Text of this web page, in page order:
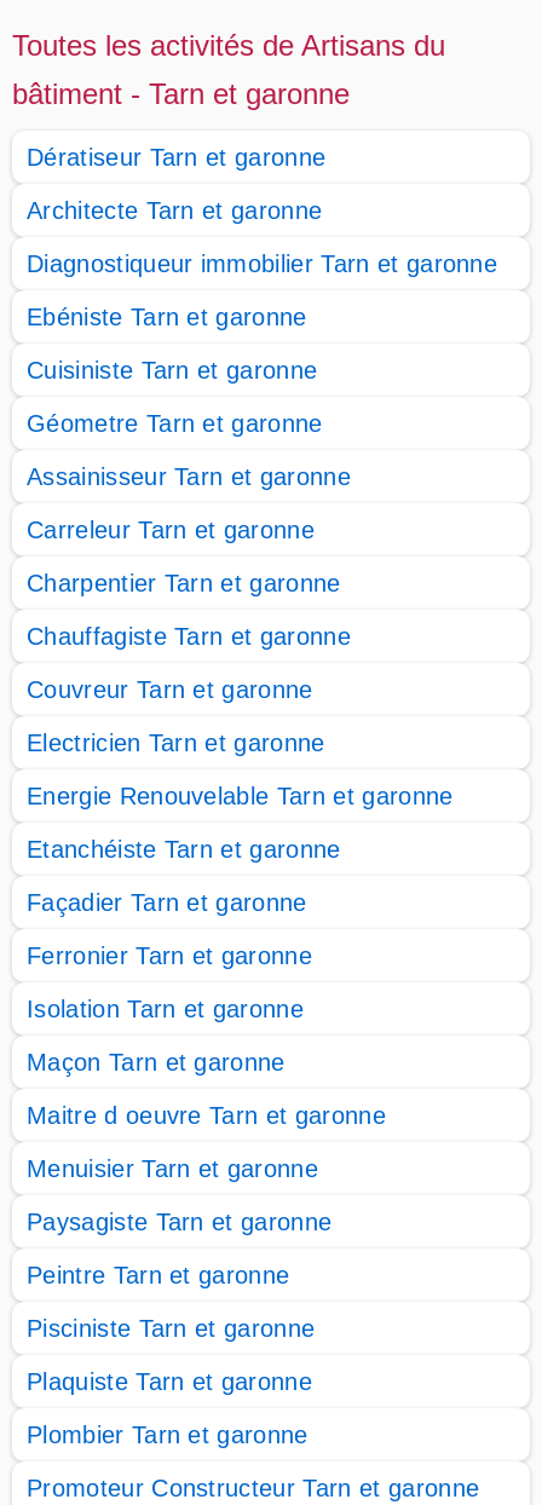
Toutes les activités de Artisans du
bâtiment - Tarn et garonne
Dératiseur Tarn et garonne
Architecte Tarn et garonne
Diagnostiqueur immobilier Tarn et garonne
Ebéniste Tarn et garonne
Cuisiniste Tarn et garonne
Géometre Tarn et garonne
Assainisseur Tarn et garonne
Carreleur Tarn et garonne
Charpentier Tarn et garonne
Chauffagiste Tarn et garonne
Couvreur Tarn et garonne
Electricien Tarn et garonne
Energie Renouvelable Tarn et garonne
Etanchéiste Tarn et garonne
Façadier Tarn et garonne
Ferronier Tarn et garonne
Isolation Tarn et garonne
Maçon Tarn et garonne
Maitre d oeuvre Tarn et garonne
Menuisier Tarn et garonne
Paysagiste Tarn et garonne
Peintre Tarn et garonne
Pisciniste Tarn et garonne
Plaquiste Tarn et garonne
Plombier Tarn et garonne
Promoteur Constructeur Tarn et garonne